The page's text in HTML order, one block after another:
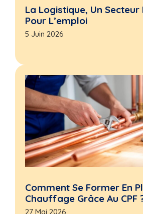
La Logistique, Un Secteur
Pour L’emploi
5 Juin 2026
Comment Se Former En
Chauffage Grâce Au CPF
27 Mai 2026